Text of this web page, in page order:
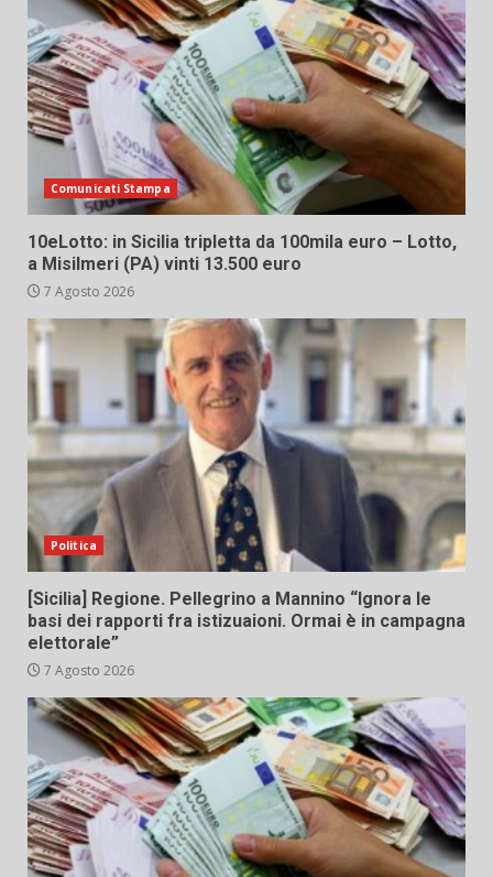
Comunicati Stampa
10eLotto: in Sicilia tripletta da 100mila euro – Lotto,
a Misilmeri (PA) vinti 13.500 euro
7 Agosto 2026
Politica
[Sicilia] Regione. Pellegrino a Mannino “Ignora le
basi dei rapporti fra istizuaioni. Ormai è in campagna
elettorale”
7 Agosto 2026